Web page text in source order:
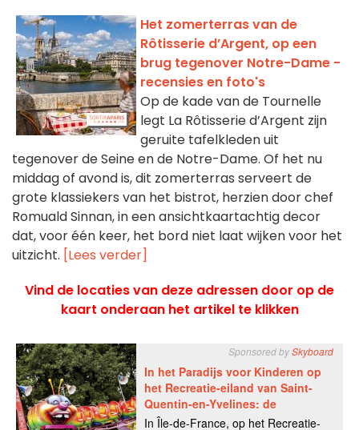
Het zomerterras van de
Rôtisserie d’Argent, op een
brug tegenover Notre-Dame -
recensies en foto's
Op de kade van de Tournelle
legt La Rôtisserie d’Argent zijn
geruite tafelkleden uit
tegenover de Seine en de Notre-Dame. Of het nu
middag of avond is, dit zomerterras serveert de
grote klassiekers van het bistrot, herzien door chef
Romuald Sinnan, in een ansichtkaartachtig decor
dat, voor één keer, het bord niet laat wijken voor het
uitzicht. [Lees verder]
Vind de locaties van deze adressen door op de
kaart onderaan het artikel te klikken